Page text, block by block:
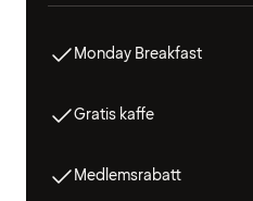
Monday Breakfast
Gratis kaffe
Medlemsrabatt